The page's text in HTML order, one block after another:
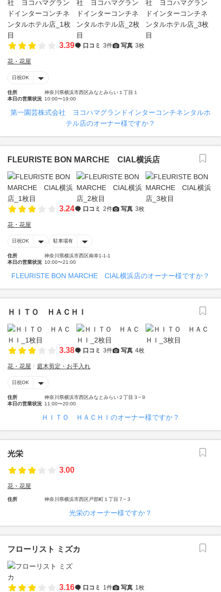
3.39 口コミ 3件 写真 3枚
花・花屋
日祝OK
住所
神奈川県横浜市西区みなとみらい１丁目１
本日の営業状況 10:00〜19:00
第一園芸株式会社 ヨコハマグランドインターコンチネンタルホ
テル店のオーナー様ですか？
FLEURISTE BON MARCHE CIAL横浜店
3.24 口コミ 2件 写真 3枚
花・花屋
日祝OK 駐車場有
住所
神奈川県横浜市西区南幸1-1-1
本日の営業状況 10:00〜21:00
FLEURISTE BON MARCHE CIAL横浜店のオーナー様ですか？
ＨＩＴＯ ＨＡＣＨＩ
3.38 口コミ 3件 写真 4枚
花・花屋 庭木剪定・お手入れ
日祝OK
住所
神奈川県横浜市西区みなとみらい２丁目３−９
本日の営業状況 11:00〜20:00
ＨＩＴＯ ＨＡＣＨＩのオーナー様ですか？
光栄
3.00
花・花屋
住所 神奈川県横浜市西区戸部町１丁目７−３
光栄のオーナー様ですか？
フローリスト ミズカ
3.16 口コミ 1件 写真 1枚